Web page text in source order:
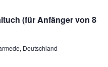
(für Anfänger von 8
Deutschland